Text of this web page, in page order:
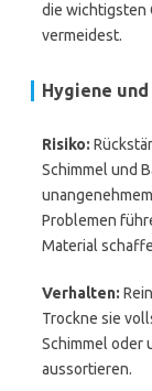
die wichtigsten
vermeidest.
Hygiene
Risiko:
Schimmel und
Problemen
Material
Verhalten:
Trockne sie
Schimmel oder
aussortieren.